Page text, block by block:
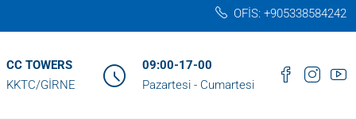
OFİS: +905338584242‬
CC TOWERS
KKTC/GİRNE
09:00-17-00
Pazartesi - Cumartesi